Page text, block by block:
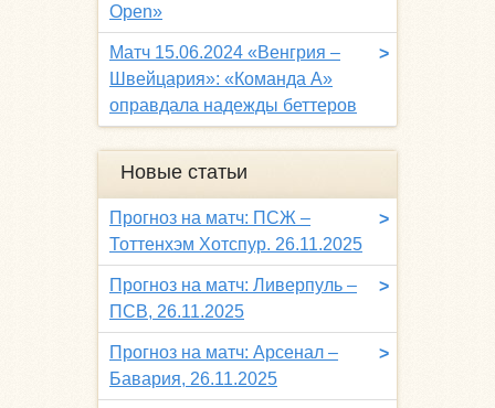
Open»
>
Матч 15.06.2024 «Венгрия –
Швейцария»: «Команда A»
оправдала надежды беттеров
Новые статьи
>
Прогноз на матч: ПСЖ –
Тоттенхэм Хотспур. 26.11.2025
>
Прогноз на матч: Ливерпуль –
ПСВ, 26.11.2025
>
Прогноз на матч: Арсенал –
Бавария, 26.11.2025